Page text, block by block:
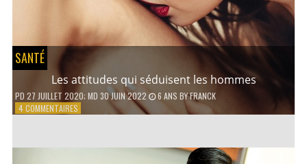
SANTÉ
Les attitudes qui séduisent les hommes
PD 27 JUILLET 2020; MD 30 JUIN 2022 6 ANS BYFRANCK
4 COMMENTAIRESSUR